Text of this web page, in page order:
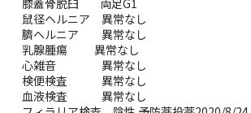
鼠径ヘルニア 異常なし
臍ヘルニア 異常なし
乳腺腫瘍 異常なし
心雑音 異常なし
検便検査 異常なし
血液検査 異常なし